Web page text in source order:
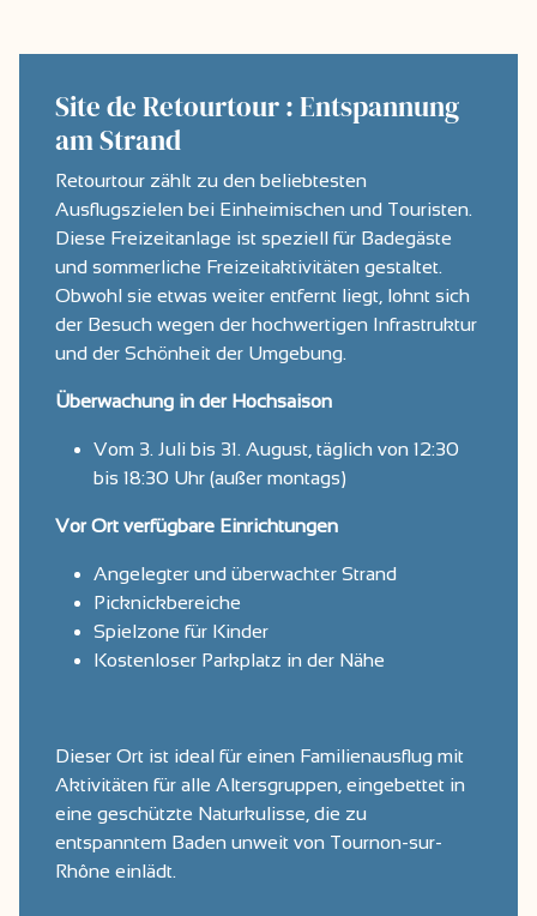
Site de Retourtour : Entspannung
am Strand
Retourtour zählt zu den beliebtesten
Ausflugszielen bei Einheimischen und Touristen.
Diese Freizeitanlage ist speziell für Badegäste
und sommerliche Freizeitaktivitäten gestaltet.
Obwohl sie etwas weiter entfernt liegt, lohnt sich
der Besuch wegen der hochwertigen Infrastruktur
und der Schönheit der Umgebung.
Überwachung in der Hochsaison
Vom 3. Juli bis 31. August, täglich von 12:30
bis 18:30 Uhr (außer montags)
Vor Ort verfügbare Einrichtungen
Angelegter und überwachter Strand
Picknickbereiche
Spielzone für Kinder
Kostenloser Parkplatz in der Nähe
Dieser Ort ist ideal für einen Familienausflug mit
Aktivitäten für alle Altersgruppen, eingebettet in
eine geschützte Naturkulisse, die zu
entspanntem Baden unweit von Tournon-sur-
Rhône einlädt.